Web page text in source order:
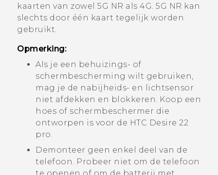
kaarten van zowel 5G NR als 4G. 5G NR kan
slechts door één kaart tegelijk worden
gebruikt.
Opmerking:
Als je een behuizings- of
schermbescherming wilt gebruiken,
mag je de nabijheids- en lichtsensor
niet afdekken en blokkeren. Koop een
hoes of schermbeschermer die
ontworpen is voor de HTC Desire 22
pro.
Demonteer geen enkel deel van de
telefoon. Probeer niet om de telefoon